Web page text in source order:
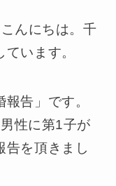
んにちは。千
います。
告」です。
性に第1子が
告を頂きまし